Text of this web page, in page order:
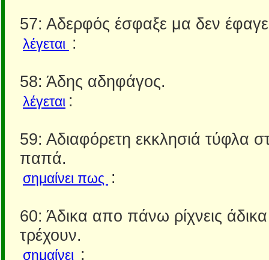
57: Αδερφός έσφαξε μα δεν
λέγεται :
58: Άδης αδηφάγος.
λέγεται :
59: Αδιαφόρετη εκκλησιά τύφλα
παπά.
σημαίνει πως :
60: Άδικα απο πάνω ρίχνεις
τρέχουν.
σημαίνει :